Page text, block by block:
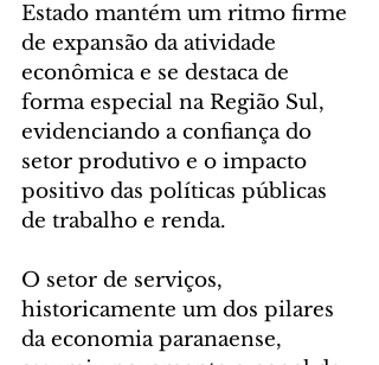
Estado mantém um ritmo firme
de expansão da atividade
econômica e se destaca de
forma especial na Região Sul,
evidenciando a confiança do
setor produtivo e o impacto
positivo das políticas públicas
de trabalho e renda.
O setor de serviços,
historicamente um dos pilares
da economia paranaense,